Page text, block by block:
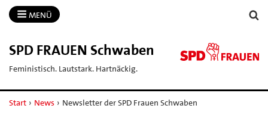
MENÜ
SPD FRAUEN Schwaben
Feministisch. Lautstark. Hartnäckig.
Start › News › Newsletter der SPD Frauen Schwaben